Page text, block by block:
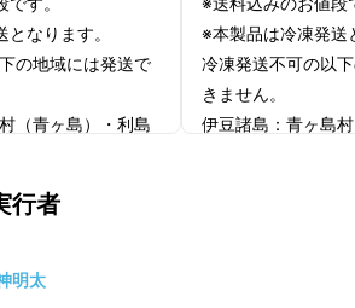
った明太子を、彩り豊かに 4
た。色鮮やかな見た目ととも
楽しめます。
黒（竹炭）
黒には、竹炭パウダーをまぶし
なります。
の地域には発送で
（青ヶ島）・利島
村（父島・母島・
）
ら冷凍で180日、
※本製品は冷凍発送
冷凍発送不可の以
きません。
伊豆諸島：青ヶ島
行者
明太